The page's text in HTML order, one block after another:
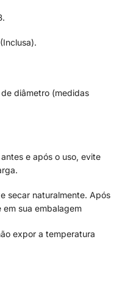
diâmetro (medidas
e após o uso, evite
secar naturalmente. Após
sua embalagem
expor a temperatura